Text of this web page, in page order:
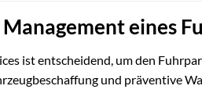
eines
ist entscheidend, um den
und präventive